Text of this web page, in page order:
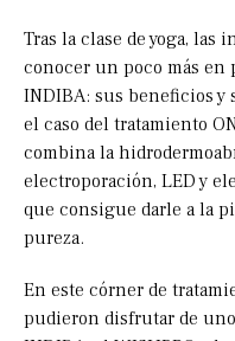
Tras la clase de yoga,
conocer un poco más
INDIBA: sus beneficios y
el caso del tratamiento
combina la
electroporación, LED y
que consigue darle a la
pureza.
En este córner de
pudieron disfrutar de